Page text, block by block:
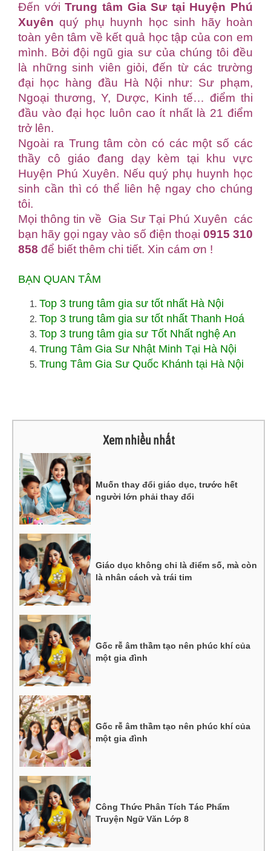
Đến vớiTrung tâm Gia Sư tại Huyện Phú
Xuyên quý phụ huynh học sinh hãy hoàn
toàn yên tâm về kết quả học tập của con em
mình. Bởi đội ngũ gia sư của chúng tôi đều
là những sinh viên giỏi, đến từ các trường
đại học hàng đầu Hà Nội như: Sư phạm,
Ngoại thương, Y, Dược, Kinh tế… điểm thi
đầu vào đại học luôn cao ít nhất là 21 điểm
trở lên.
Ngoài ra Trung tâm còn có các một số các
thầy cô giáo đang dạy kèm tại khu vực
Huyện Phú Xuyên. Nếu quý phụ huynh học
sinh cần thì có thể liên hệ ngay cho chúng
tôi.
Mọi thông tin về Gia Sư Tại Phú Xuyên các
bạn hãy gọi ngay vào số điện thoại 0915 310
858 để biết thêm chi tiết. Xin cám ơn !
BẠN QUAN TÂM
Top 3 trung tâm gia sư tốt nhất Hà Nội
Top 3 trung tâm gia sư tốt nhất Thanh Hoá
Top 3 trung tâm gia sư Tốt Nhất nghệ An
Trung Tâm Gia Sư Nhật Minh Tại Hà Nội
Trung Tâm Gia Sư Quốc Khánh tại Hà Nội
Xem nhiều nhất
Muốn thay đổi giáo dục, trước hết
người lớn phải thay đổi
Giáo dục không chỉ là điểm số, mà còn
là nhân cách và trái tim
Gốc rễ âm thầm tạo nên phúc khí của
một gia đình
Gốc rễ âm thầm tạo nên phúc khí của
một gia đình
Công Thức Phân Tích Tác Phẩm
Truyện Ngữ Văn Lớp 8